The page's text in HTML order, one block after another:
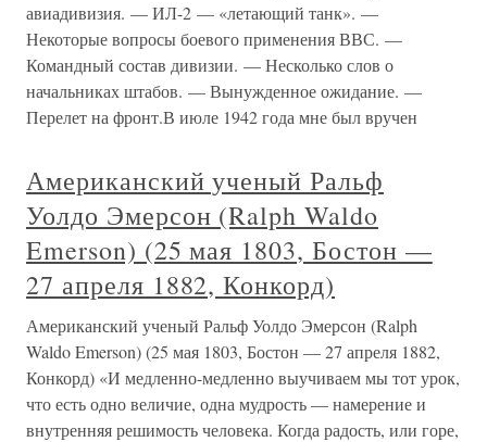
авиадивизия. — ИЛ-2 — «летающий танк». —
Некоторые вопросы боевого применения ВВС. —
Командный состав дивизии. — Несколько слов о
начальниках штабов. — Вынужденное ожидание. —
Перелет на фронт.В июле 1942 года мне был вручен
Американский ученый Ральф
Уолдо Эмерсон (Ralph Waldo
Emerson) (25 мая 1803, Бостон —
27 апреля 1882, Конкорд)
Американский ученый Ральф Уолдо Эмерсон (Ralph
Waldo Emerson) (25 мая 1803, Бостон — 27 апреля 1882,
Конкорд) «И медленно-медленно выучиваем мы тот урок,
что есть одно величие, одна мудрость — намерение и
внутренняя решимость человека. Когда радость, или горе,